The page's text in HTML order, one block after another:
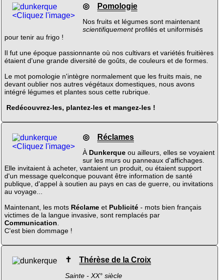
<Cliquez l'image>
◎ Pomologie
Nos fruits et légumes sont maintenant
scientifiquementprofilés et uniformisés
pour tenir au frigo !
Il fut une époque passionnante où nos cultivars et variétés fruitières
étaient d'une grande diversité de goûts, de couleurs et de formes.
Le mot pomologie n'intègre normalement que les fruits mais, ne
devant oublier nos autres végétaux domestiques, nous avons
intégré légumes et plantes sous cette rubrique.
Redécouvrez-les, plantez-les et mangez-les !
<Cliquez l'image>
◎ Réclames
À Dunkerqueou ailleurs, elles se voyaient
sur les murs ou panneaux d'affichages.
Elle invitaient à acheter, vantaient un produit, ou étaient support
d'un message quelconque pouvant être information de santé
publique, d'appel à soutien au pays en cas de guerre, ou invitations
au voyage...
Maintenant, les mots Réclameet Publicité- mots bien français
victimes de la langue invasive, sont remplacés par
Communication
C'est bien dommage !
✝ Thérèse de la Croix
Sainte - XX° siècle